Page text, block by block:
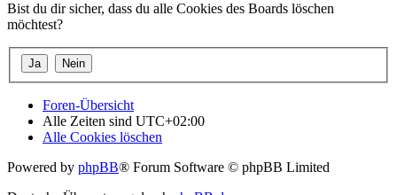
Bist du dir sicher, dass du alle Cookies des Boards löschen
möchtest?
Foren-Übersicht
Alle Zeiten sind UTC+02:00
Alle Cookies löschen
Powered by phpBB® Forum Software © phpBB Limited